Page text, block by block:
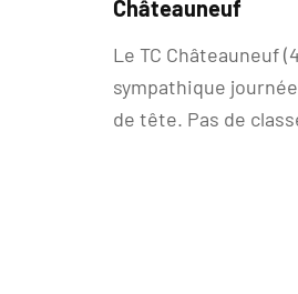
Châteauneuf
Le TC Châteauneuf
sympathique
de tête. Pas de